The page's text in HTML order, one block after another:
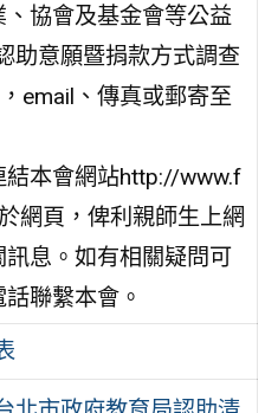
協會及基金會等公益
助意願暨捐款方式調查
email、傳真或郵寄至
結本會網站http://www.f
網頁，俾利親師生上網
息。如有相關疑問可
聯繫本會。